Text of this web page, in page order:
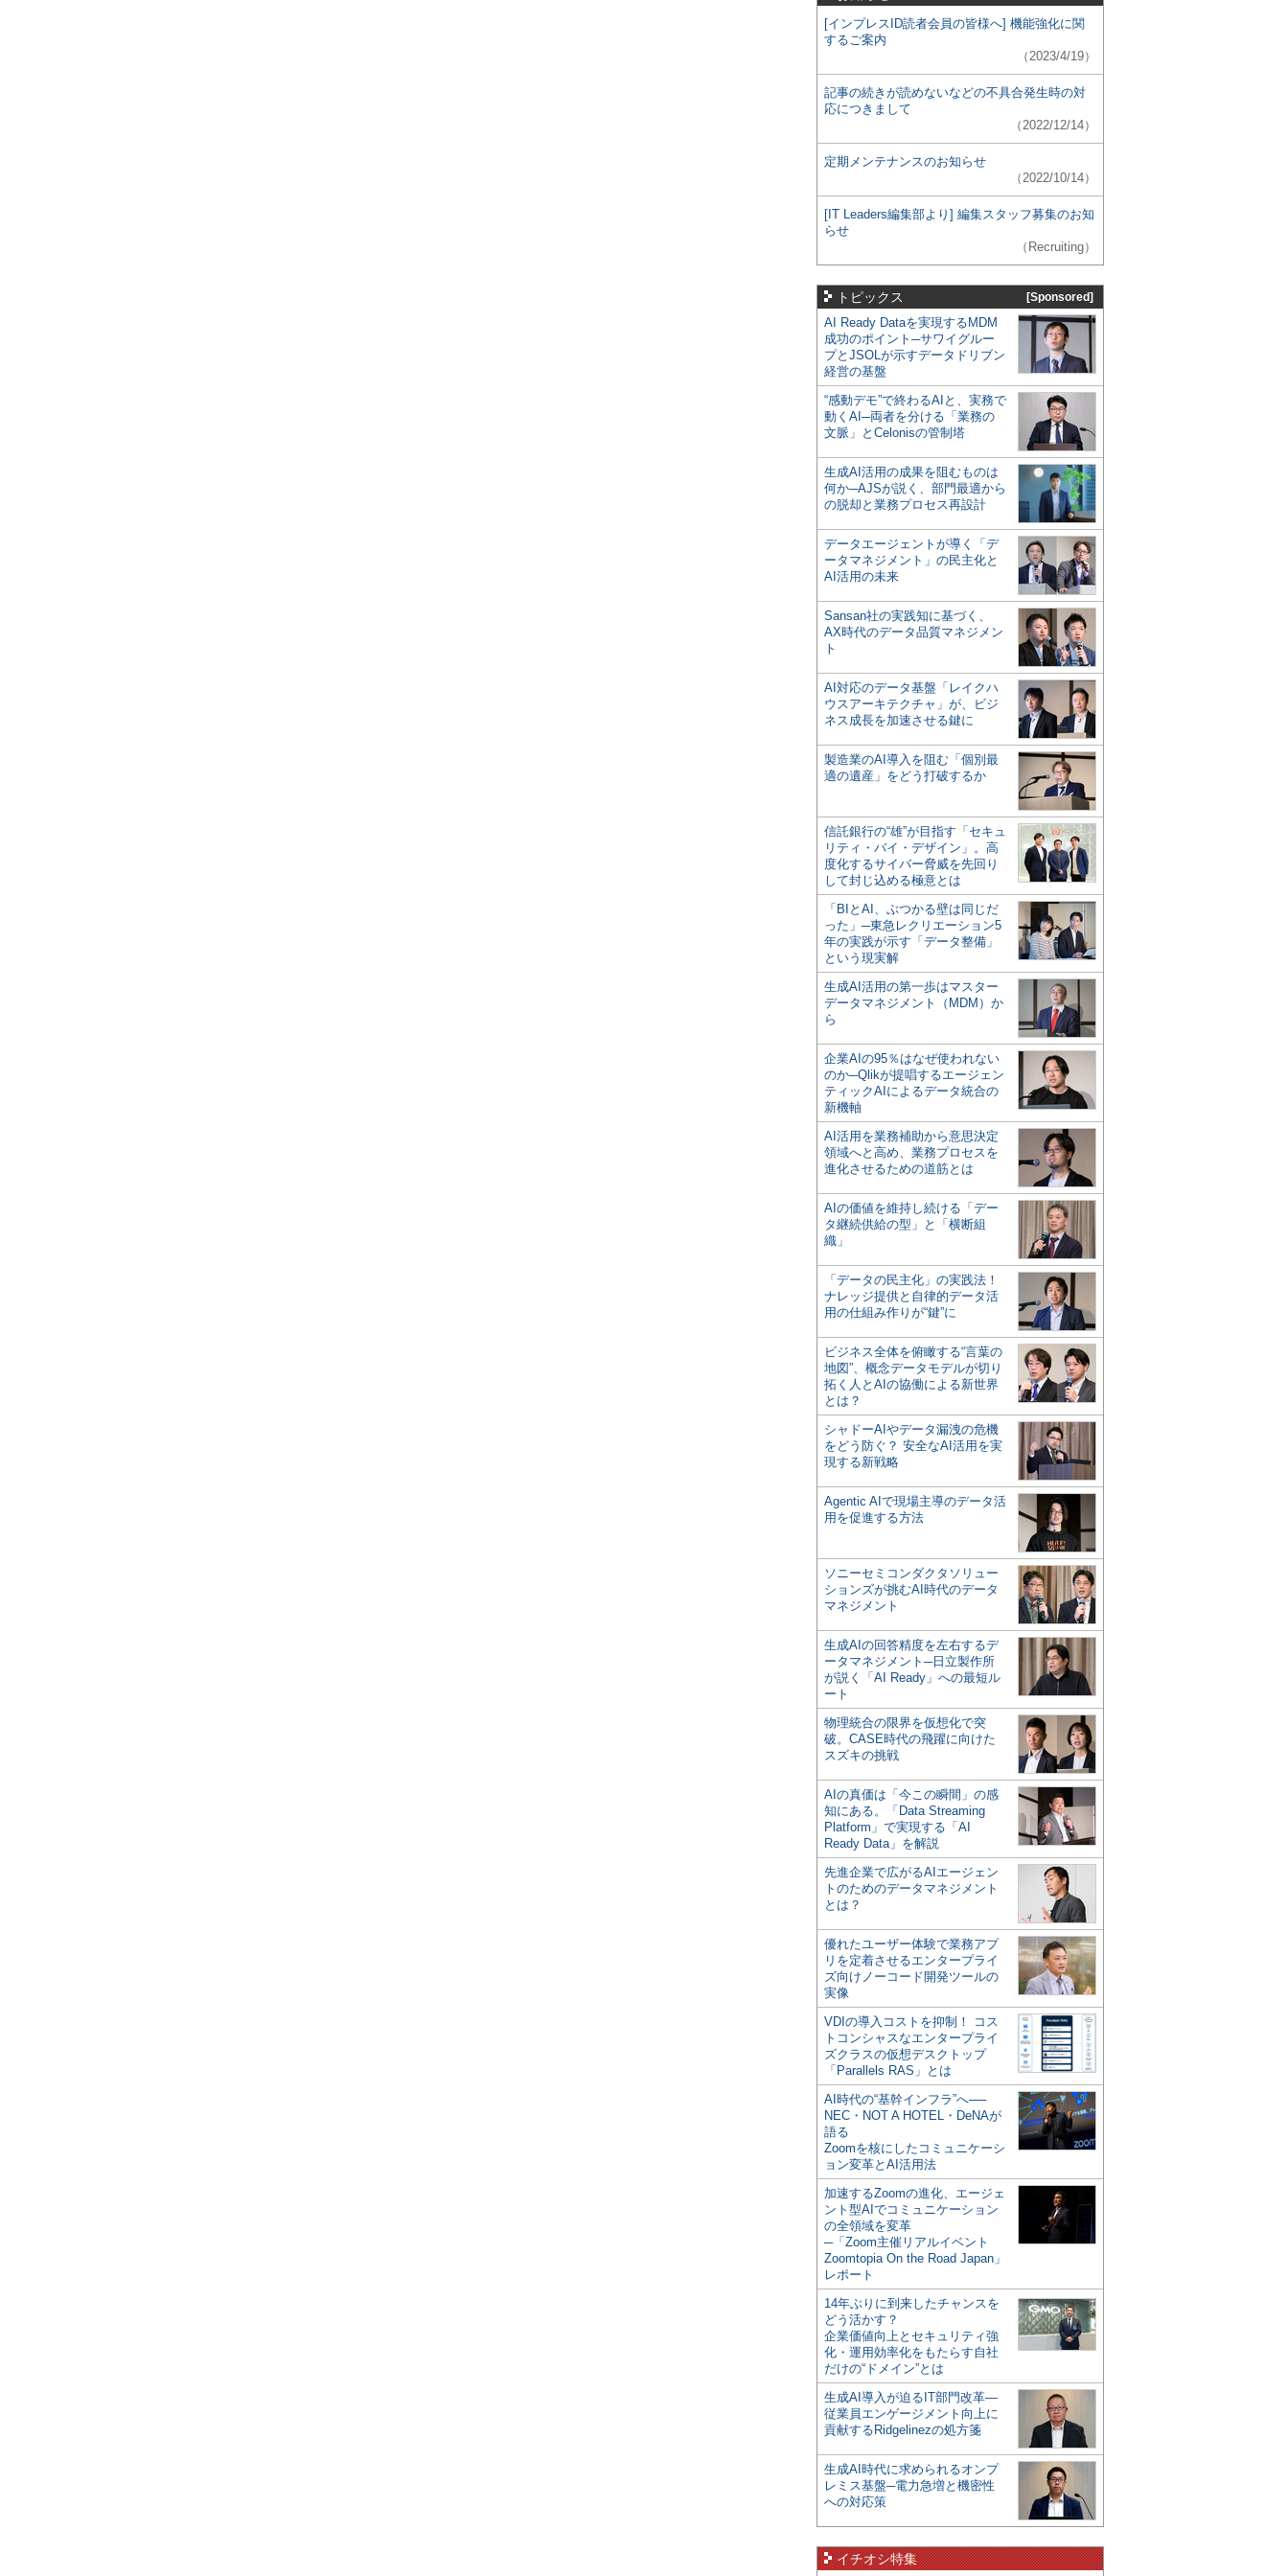
[インプレスID読者会員の皆様へ] 機能強化に関
するご案内
（2023/4/19）
記事の続きが読めないなどの不具合発生時の対
応につきまして
（2022/12/14）
定期メンテナンスのお知らせ
（2022/10/14）
[IT Leaders編集部より] 編集スタッフ募集のお知
らせ
（Recruiting）
トピックス [Sponsored]
AI Ready Dataを実現するMDM
成功のポイント─サワイグルー
プとJSOLが示すデータドリブン
経営の基盤
“感動デモ”で終わるAIと、実務で
動くAI─両者を分ける「業務の
文脈」とCelonisの管制塔
生成AI活用の成果を阻むものは
何か─AJSが説く、部門最適から
の脱却と業務プロセス再設計
データエージェントが導く「デ
ータマネジメント」の民主化と
AI活用の未来
Sansan社の実践知に基づく、
AX時代のデータ品質マネジメン
ト
AI対応のデータ基盤「レイクハ
ウスアーキテクチャ」が、ビジ
ネス成長を加速させる鍵に
製造業のAI導入を阻む「個別最
適の遺産」をどう打破するか
信託銀行の“雄”が目指す「セキュ
リティ・バイ・デザイン」。高
度化するサイバー脅威を先回り
して封じ込める極意とは
「BIとAI、ぶつかる壁は同じだ
った」─東急レクリエーション5
年の実践が示す「データ整備」
という現実解
生成AI活用の第一歩はマスター
データマネジメント（MDM）か
ら
企業AIの95％はなぜ使われない
のか─Qlikが提唱するエージェン
ティックAIによるデータ統合の
新機軸
AI活用を業務補助から意思決定
領域へと高め、業務プロセスを
進化させるための道筋とは
AIの価値を維持し続ける「デー
タ継続供給の型」と「横断組
織」
「データの民主化」の実践法！
ナレッジ提供と自律的データ活
用の仕組み作りが“鍵”に
ビジネス全体を俯瞰する“言葉の
地図”、概念データモデルが切り
拓く人とAIの協働による新世界
とは？
シャドーAIやデータ漏洩の危機
をどう防ぐ？ 安全なAI活用を実
現する新戦略
Agentic AIで現場主導のデータ活
用を促進する方法
ソニーセミコンダクタソリュー
ションズが挑むAI時代のデータ
マネジメント
生成AIの回答精度を左右するデ
ータマネジメント─日立製作所
が説く「AI Ready」への最短ル
ート
物理統合の限界を仮想化で突
破。CASE時代の飛躍に向けた
スズキの挑戦
AIの真価は「今この瞬間」の感
知にある。「Data Streaming
Platform」で実現する「AI
Ready Data」を解説
先進企業で広がるAIエージェン
トのためのデータマネジメント
とは？
優れたユーザー体験で業務アプ
リを定着させるエンタープライ
ズ向けノーコード開発ツールの
実像
VDIの導入コストを抑制！ コス
トコンシャスなエンタープライ
ズクラスの仮想デスクトップ
「Parallels RAS」とは
AI時代の“基幹インフラ”へ──
NEC・NOT A HOTEL・DeNAが
語る
Zoomを核にしたコミュニケーシ
ョン変革とAI活用法
加速するZoomの進化、エージェ
ント型AIでコミュニケーション
の全領域を変革
─「Zoom主催リアルイベント
Zoomtopia On the Road Japan」
レポート
14年ぶりに到来したチャンスを
どう活かす？
企業価値向上とセキュリティ強
化・運用効率化をもたらす自社
だけの“ドメイン”とは
生成AI導入が迫るIT部門改革―
従業員エンゲージメント向上に
貢献するRidgelinezの処方箋
生成AI時代に求められるオンプ
レミス基盤─電力急増と機密性
への対応策
イチオシ特集